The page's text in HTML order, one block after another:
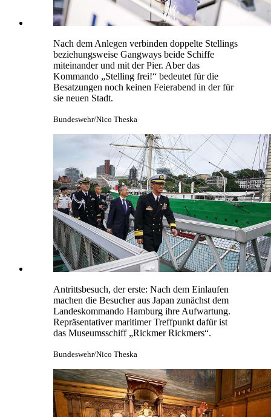
Nach dem Anlegen verbinden doppelte Stellings
beziehungsweise Gangways beide Schiffe
miteinander und mit der Pier. Aber das
Kommando „Stelling frei!“ bedeutet für die
Besatzungen noch keinen Feierabend in der für
sie neuen Stadt.
Bundeswehr/Nico Theska
Antrittsbesuch, der erste: Nach dem Einlaufen
machen die Besucher aus Japan zunächst dem
Landeskommando Hamburg ihre Aufwartung.
Repräsentativer maritimer Treffpunkt dafür ist
das Museumsschiff „Rickmer Rickmers“.
Bundeswehr/Nico Theska